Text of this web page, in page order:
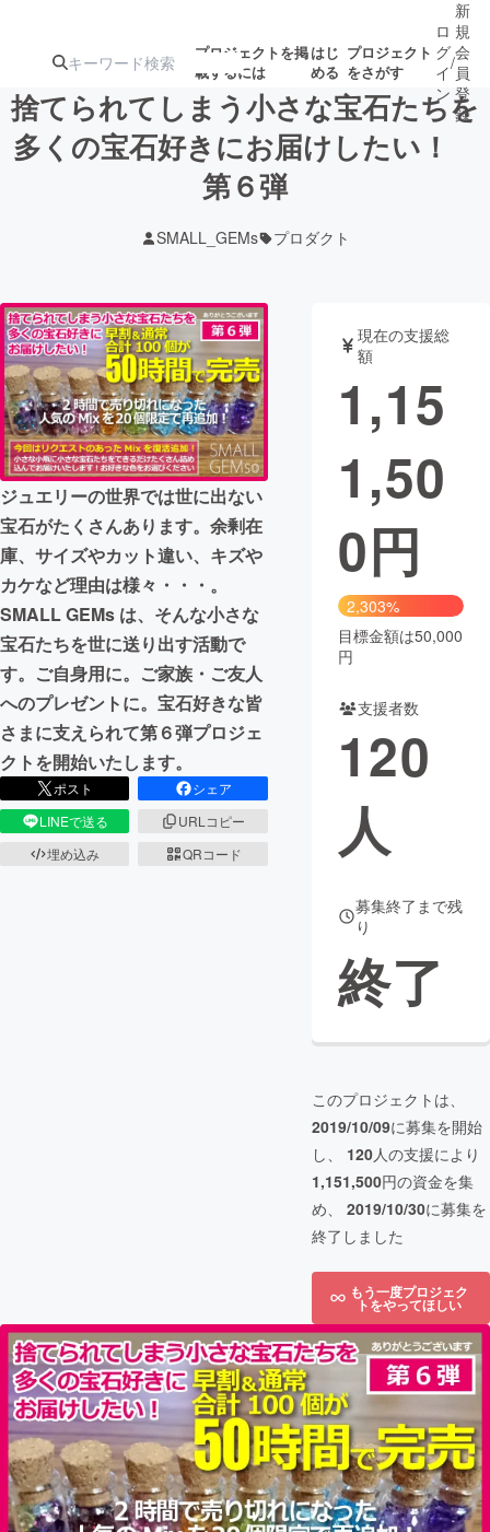
プロジェクトを掲
載するには
はじ
める
プロジェクト
をさがす
注目の新着プロ募集終了が近いプ
テクノロジー・ガジェット
映像・映画 書籍・雑誌
ビジネス・起業 チャレンジ
まちづくり・地域活性化
CAMPFIRE for Social Good
CAMPFIRE Creation
CAMPFIREふるさと納税machi-ya コミュニティ
ロ
グ
イ
ン
/
新
規
会
員
登
録
捨てられてしまう小さな宝石たちを
多くの宝石好きにお届けしたい！
第６弾
SMALL_GEMs プロダクト
ジュエリーの世界では世に出ない
宝石がたくさんあります。余剰在
庫、サイズやカット違い、キズや
カケなど理由は様々・・・。
SMALL GEMs は、そんな小さな
宝石たちを世に送り出す活動で
す。ご自身用に。ご家族・ご友人
へのプレゼントに。宝石好きな皆
さまに支えられて第６弾プロジェ
クトを開始いたします。
ポスト
シェア
LINEで送る
URLコピー
埋め込み
QRコード
現在の支援総
額
1,15
1,50
0円
2,303%
目標金額は50,000
円
支援者数
120
人
募集終了まで残
り
終了
このプロジェクトは、
2019/10/09に募集を開始
し、 120人の支援により
1,151,500円の資金を集
め、 2019/10/30に募集を
終了しました
もう一度プロジェク
トをやってほしい